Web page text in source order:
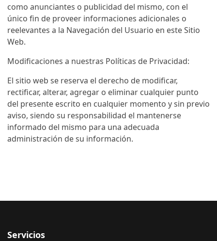
como anunciantes o publicidad del mismo, con el
único fin de proveer informaciones adicionales o
reelevantes a la Navegación del Usuario en este Sitio
Web.
Modificaciones a nuestras Políticas de Privacidad:
El sitio web se reserva el derecho de modificar,
rectificar, alterar, agregar o eliminar cualquier punto
del presente escrito en cualquier momento y sin previo
aviso, siendo su responsabilidad el mantenerse
informado del mismo para una adecuada
administración de su información.
Servicios